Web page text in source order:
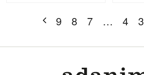
3
4
…
7
8
9